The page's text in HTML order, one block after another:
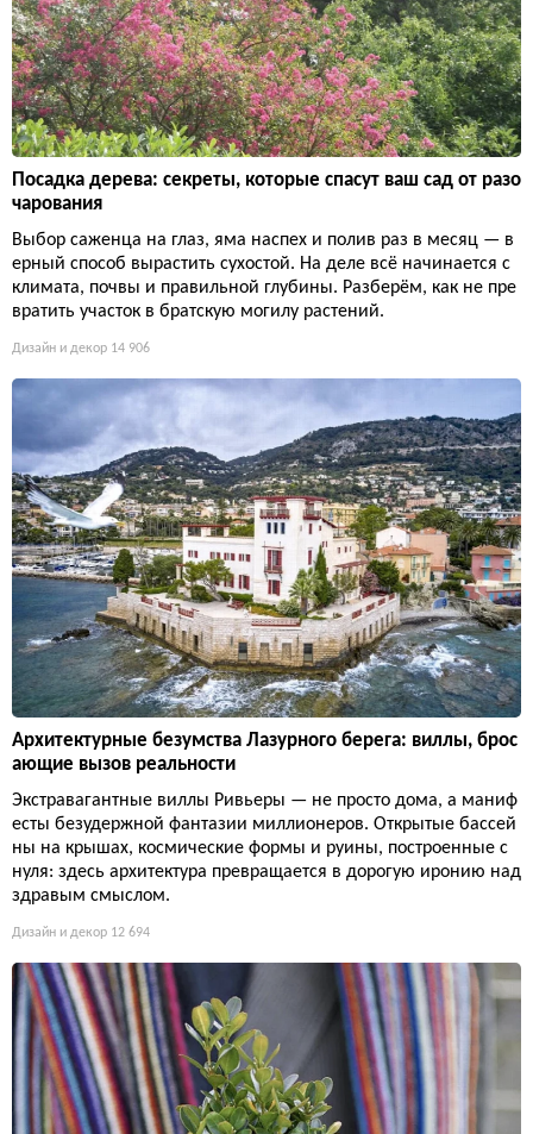
Посадка дерева: секреты, которые спасут ваш сад от разо
чарования
Выбор саженца на глаз, яма наспех и полив раз в месяц — в
ерный способ вырастить сухостой. На деле всё начинается с
климата, почвы и правильной глубины. Разберём, как не пре
вратить участок в братскую могилу растений.
Дизайн и декор 14 906
Архитектурные безумства Лазурного берега: виллы, брос
ающие вызов реальности
Экстравагантные виллы Ривьеры — не просто дома, а маниф
есты безудержной фантазии миллионеров. Открытые бассей
ны на крышах, космические формы и руины, построенные с
нуля: здесь архитектура превращается в дорогую иронию над
здравым смыслом.
Дизайн и декор 12 694